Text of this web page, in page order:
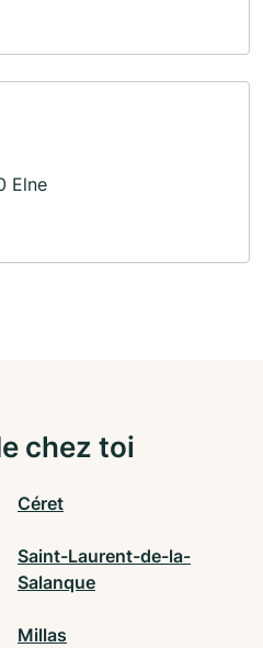
Elne
chez toi
Céret
Saint-Laurent-de-la-
Salanque
Millas